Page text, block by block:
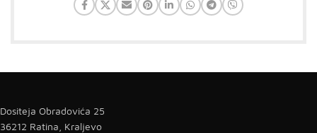
Dositeja Obradovića 25
36212 Ratina, Kraljevo